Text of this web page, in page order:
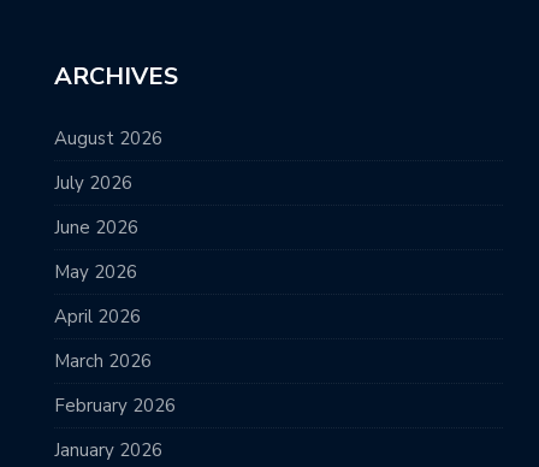
ARCHIVES
August 2026
July 2026
June 2026
May 2026
April 2026
March 2026
February 2026
January 2026